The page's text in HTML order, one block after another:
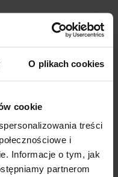
O plikach cookies
cookie
treści
i
Informacje o tym, jak
partnerom
do tego odpowiednio
to zrobić bez problemu.
tych
pozostają mocne i
Dekoracyjny sznur do